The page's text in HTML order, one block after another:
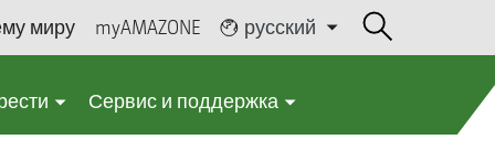
миру myAMAZONE русский
Сервис и поддержка